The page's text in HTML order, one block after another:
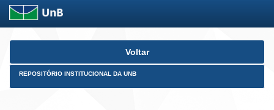
Skip
Voltar
REPOSITÓRIO INSTITUCIONAL DA UNB